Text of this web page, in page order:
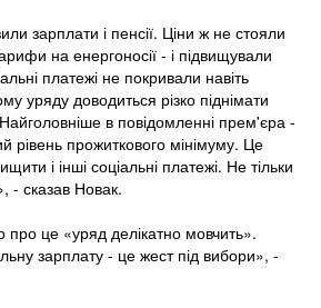
зарплати і пенсії. Ціни ж не стояли
на енергоносії - і підвищували
платежі не покривали навіть
уряду доводиться різко піднімати
в повідомленні прем'єра -
рівень прожиткового мінімуму. Це
і інші соціальні платежі. Не тільки
- сказав Новак.
це «уряд делікатно мовчить».
зарплату - це жест під вибори», -